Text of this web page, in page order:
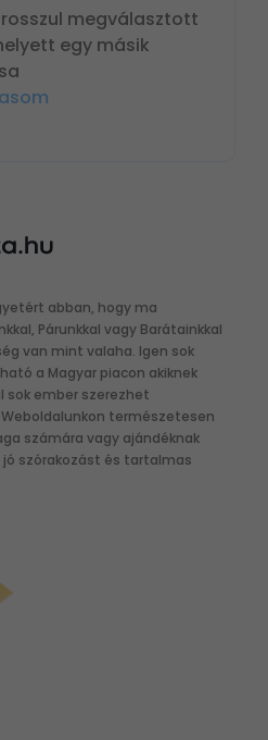
megválasztott
egy másik
abban, hogy ma
Párunkkal vagy Barátainkkal
van mint valaha. Igen sok
a Magyar piacon akiknek
sok ember szerezhet
természetesen
számára vagy ajándéknak
szórakozást és tartalmas